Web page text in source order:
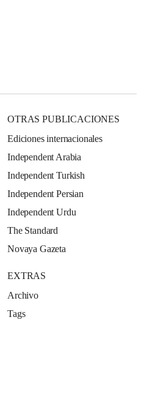
OTRAS PUBLICACIONES
Ediciones internacionales
Independent Arabia
Independent Turkish
Independent Persian
Independent Urdu
The Standard
Novaya Gazeta
EXTRAS
Archivo
Tags